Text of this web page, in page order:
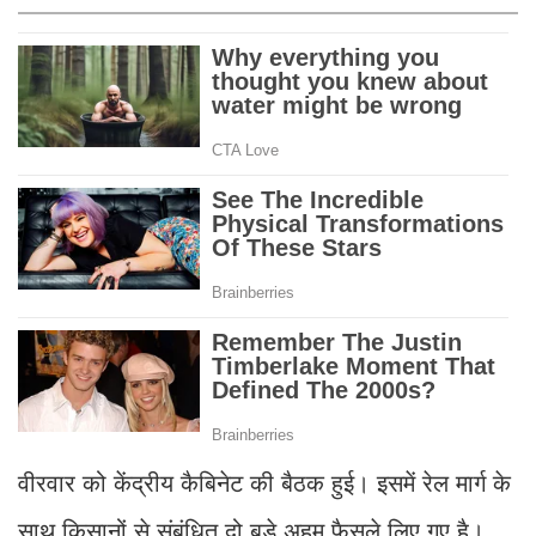
वीरवार को केंद्रीय कैबिनेट की बैठक हुई। इसमें रेल मार्ग के